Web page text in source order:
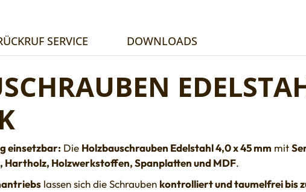
SERVICE DOWNLOADS
einsetzbar: Die Holzbauschrauben Edelstahl 4,0 x 45 mm mit
Hartholz, Holzwerkstoffen, Spanplatten und MDF.
lassen sich die Schrauben kontrolliert und taumelfrei bis